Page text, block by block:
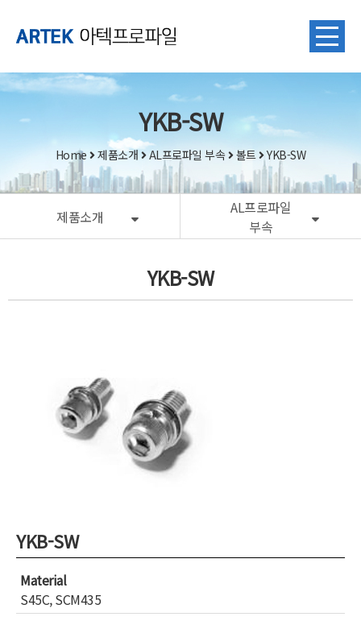
YKB-SW
Home 제품소개 AL프로파일 부속 볼트 YKB-SW
제품소개
AL프로파일
부속
YKB-SW
YKB-SW
Material
S45C, SCM435